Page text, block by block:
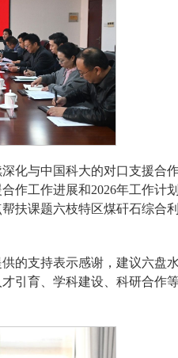
与中国科大的对口支援合
工作进展和2026年工作计
扶课题六枝特区煤矸石综合
的支持表示感谢，建议六盘
引育、学科建设、科研合作